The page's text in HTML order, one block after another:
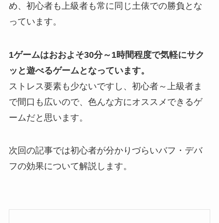
め、初心者も上級者も常に同じ土俵での勝負とな
っています。
1ゲームはおおよそ30分～1時間程度で気軽にサク
ッと遊べるゲームとなっています。
ストレス要素も少ないですし、初心者～上級者ま
で間口も広いので、色んな方にオススメできるゲ
ームだと思います。
次回の記事では初心者が分かりづらいバフ・デバ
フの効果について解説します。